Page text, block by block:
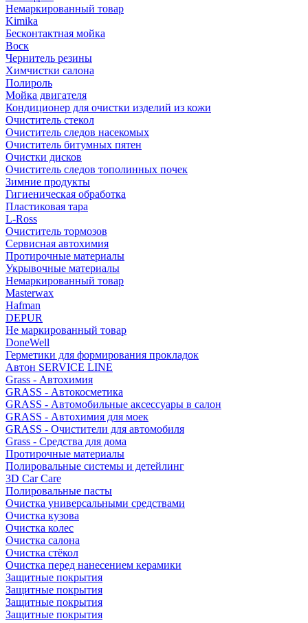
Немаркированный товар
Kimika
Бесконтактная мойка
Воск
Чернитель резины
Химчистки салона
Полироль
Мойка двигателя
Кондиционер для очистки изделий из кожи
Очиститель стекол
Очиститель следов насекомых
Очиститель битумных пятен
Очистки дисков
Очиститель следов тополинных почек
Зимние продукты
Гигиеническая обработка
Пластиковая тара
L-Ross
Очиститель тормозов
Сервисная автохимия
Протирочные материалы
Укрывочные материалы
Немаркированный товар
Masterwax
Hafman
DEPUR
Не маркированный товар
DoneWell
Герметики для формирования прокладок
Автон SERVICE LINE
Grass - Автохимия
GRASS - Автокосметика
GRASS - Автомобильные аксессуары в салон
GRASS - Автохимия для моек
GRASS - Очистители для автомобиля
Grass - Средства для дома
Протирочные материалы
Полировальные системы и детейлинг
3D Car Care
Полировальные пасты
Очистка универсальными средствами
Очистка кузова
Очистка колес
Очистка салона
Очистка стёкол
Очистка перед нанесением керамики
Защитные покрытия
Защитные покрытия
Защитные покрытия
Защитные покрытия